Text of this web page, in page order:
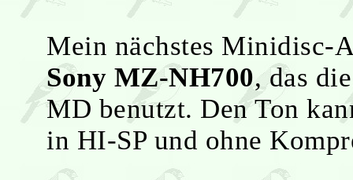
Mein nächstes Minidisc-
Sony MZ-NH700, das
MD benutzt. Den Ton
in HI-SP und ohne